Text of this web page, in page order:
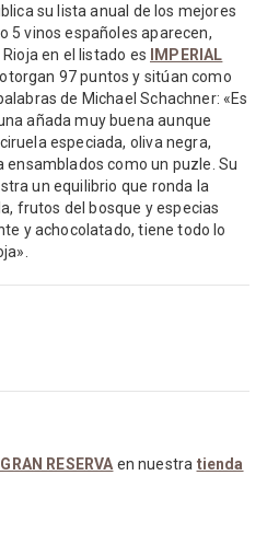
su lista anual de los mejores
5 vinos españoles aparecen,
en el listado es IMPERIAL
97 puntos y sitúan como
de Michael Schachner: «Es
añada muy buena aunque
especiada, oliva negra,
ensamblados como un puzle. Su
un equilibrio que ronda la
frutos del bosque y especias
y achocolatado, tiene todo lo
RESERVA en nuestra tienda